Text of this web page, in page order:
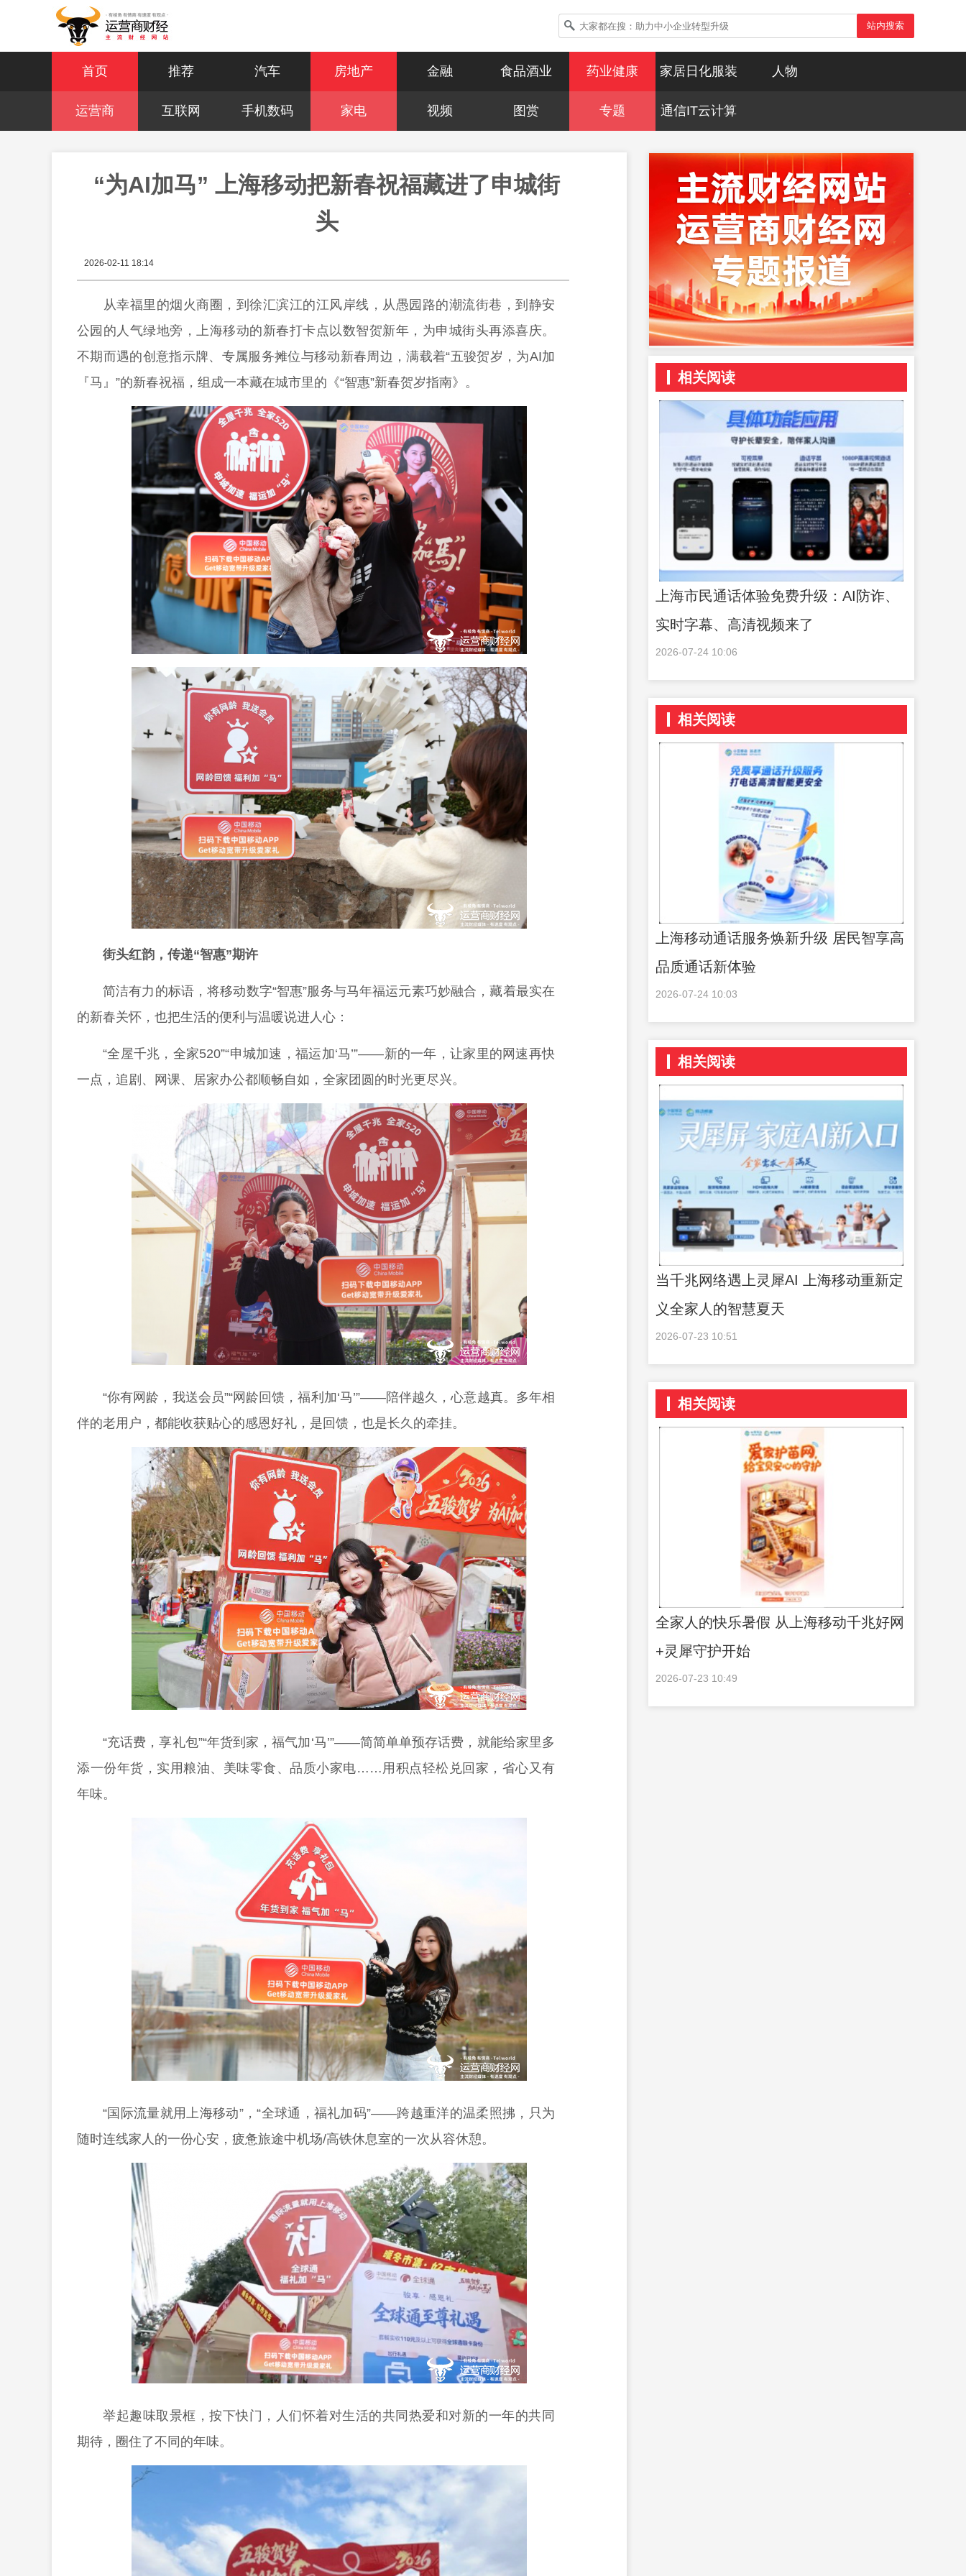
站内搜索
首页 推荐 汽车 房地产 金融 食品酒业 药业健康 家居日化服装 人物
运营商 互联网 手机数码 家电 视频 图赏 专题 通信IT云计算
“为AI加马” 上海移动把新春祝福藏进了申城街
头
2026-02-11 18:14
从幸福里的烟火商圈，到徐汇滨江的江风岸线，从愚园路的潮流街巷，到静安
公园的人气绿地旁，上海移动的新春打卡点以数智贺新年，为申城街头再添喜庆。
不期而遇的创意指示牌、专属服务摊位与移动新春周边，满载着“五骏贺岁，为AI加
『马』”的新春祝福，组成一本藏在城市里的《“智惠”新春贺岁指南》。
街头红韵，传递“智惠”期许
简洁有力的标语，将移动数字“智惠”服务与马年福运元素巧妙融合，藏着最实在
的新春关怀，也把生活的便利与温暖说进人心：
“全屋千兆，全家520”“申城加速，福运加‘马’”——新的一年，让家里的网速再快
一点，追剧、网课、居家办公都顺畅自如，全家团圆的时光更尽兴。
“你有网龄，我送会员”“网龄回馈，福利加‘马’”——陪伴越久，心意越真。多年相
伴的老用户，都能收获贴心的感恩好礼，是回馈，也是长久的牵挂。
“充话费，享礼包”“年货到家，福气加‘马’”——简简单单预存话费，就能给家里多
添一份年货，实用粮油、美味零食、品质小家电……用积点轻松兑回家，省心又有
年味。
“国际流量就用上海移动”，“全球通，福礼加码”——跨越重洋的温柔照拂，只为
随时连线家人的一份心安，疲惫旅途中机场/高铁休息室的一次从容休憩。
举起趣味取景框，按下快门，人们怀着对生活的共同热爱和对新的一年的共同
期待，圈住了不同的年味。
相关阅读
上海市民通话体验免费升级：AI防诈、
实时字幕、高清视频来了
2026-07-24 10:06
相关阅读
上海移动通话服务焕新升级 居民智享高
品质通话新体验
2026-07-24 10:03
相关阅读
当千兆网络遇上灵犀AI 上海移动重新定
义全家人的智慧夏天
2026-07-23 10:51
相关阅读
全家人的快乐暑假 从上海移动千兆好网
+灵犀守护开始
2026-07-23 10:49